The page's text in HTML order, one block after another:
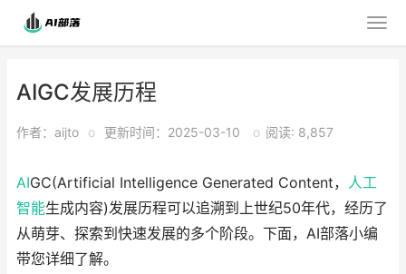
AIGC发展历程
作者：aijto o 更新时间：2025-03-10 o 阅读: 8,857
AIGC(Artificial Intelligence Generated Content， 人工
智能生成内容)发展历程可以追溯到上世纪50年代，经历了
从萌芽、探索到快速发展的多个阶段。下面，AI部落小编
带您详细了解。